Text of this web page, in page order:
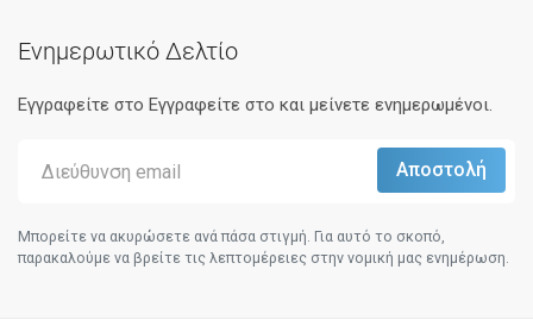
Ενημερωτικό Δελτίο
Εγγραφείτε στο Eγγραφείτε στο και μείνετε ενημερωμένοι.
Μπορείτε να ακυρώσετε ανά πάσα στιγμή. Για αυτό το σκοπό,
παρακαλούμε να βρείτε τις λεπτομέρειες στην νομική μας ενημέρωση.